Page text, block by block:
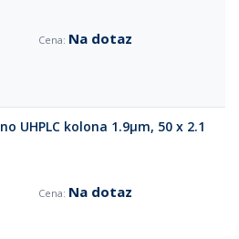
Na dotaz
UHPLC kolona 1.9µm, 50 x 2.1
Na dotaz